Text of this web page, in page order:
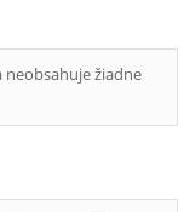
neobsahuje žiadne